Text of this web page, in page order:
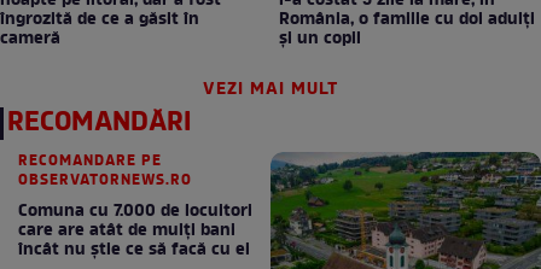
îngrozită de ce a găsit în
cameră
România, o familie cu doi adulți
și un copil
VEZI MAI MULT
RECOMANDĂRI
RECOMANDARE PE
OBSERVATORNEWS.RO
Comuna cu 7.000 de locuitori
care are atât de mulți bani
încât nu știe ce să facă cu ei